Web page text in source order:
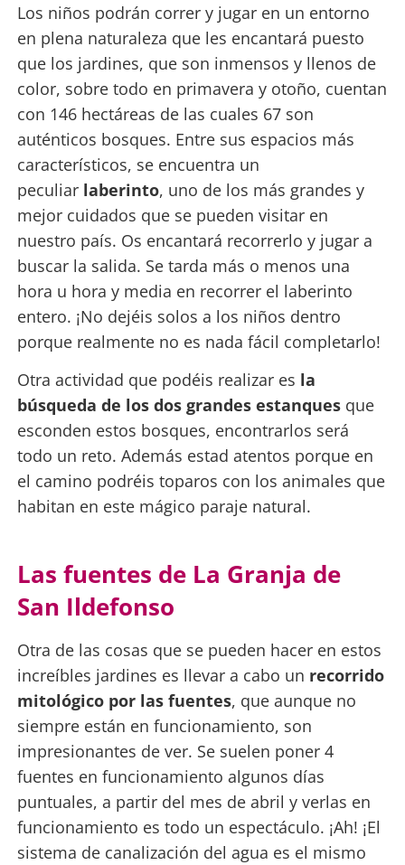
Los niños podrán correr y jugar en un entorno
en plena naturaleza que les encantará puesto
que los jardines, que son inmensos y llenos de
color, sobre todo en primavera y otoño, cuentan
con 146 hectáreas de las cuales 67 son
auténticos bosques. Entre sus espacios más
característicos, se encuentra un
peculiar laberinto, uno de los más grandes y
mejor cuidados que se pueden visitar en
nuestro país. Os encantará recorrerlo y jugar a
buscar la salida. Se tarda más o menos una
hora u hora y media en recorrer el laberinto
entero. ¡No dejéis solos a los niños dentro
porque realmente no es nada fácil completarlo!
Otra actividad que podéis realizar es la
búsqueda de los dos grandes estanquesque
esconden estos bosques, encontrarlos será
todo un reto. Además estad atentos porque en
el camino podréis toparos con los animales que
habitan en este mágico paraje natural.
Las fuentes de La Granja de
San Ildefonso
Otra de las cosas que se pueden hacer en estos
increíbles jardines es llevar a cabo un recorrido
mitológico por las fuentes, que aunque no
siempre están en funcionamiento, son
impresionantes de ver. Se suelen poner 4
fuentes en funcionamiento algunos días
puntuales, a partir del mes de abril y verlas en
funcionamiento es todo un espectáculo. ¡Ah! ¡El
sistema de canalización del agua es el mismo